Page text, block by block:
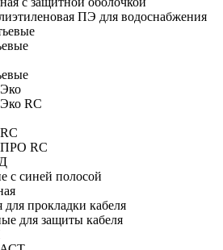
ПЭ для водоснабжения
RC
RC
с синей полосой
прокладки кабеля
для защиты кабеля